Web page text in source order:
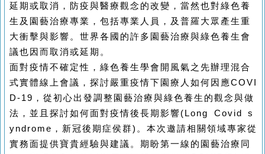
延期或取消，防疫與醫療觀念的改變，當然也對綠色養
生及園藝治療專業，包括專業人員，及普羅大眾產生重
大衝擊與影響。世界各國的許多園藝治療與綠色養生會
議也因而取消或延期。
面對疫情不確定性，綠色養生學會開風氣之先辦理混合
式實體線上會議，探討嚴重疫情下園療人如何因應COVI
D-19，從初心出發調整園藝治療與綠色養生的觀念與做
法，並且探討如何面對疫情後長期影響(Long Covid s
yndrome，新冠後期症侯群)。本次邀請相關領域專家從
實務面提供寶貴經驗與建議。期盼第一線的園藝治療同